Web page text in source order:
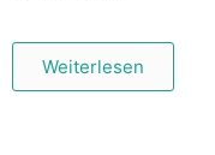
Weiterlesen